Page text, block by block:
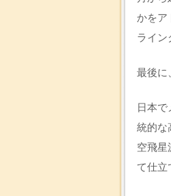
かをア
ライン
最後に
日本
統的な
空飛星
て仕立